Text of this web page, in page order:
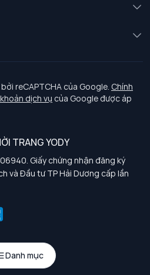
Danh mục
sức khoẻ nghề nghiệp
reCAPTCHA của Google. Chính
dịch vụ của Google được áp
TRANG YODY
Giấy chứng nhận đăng ký
và Đầu tư TP Hải Dương cấp lần